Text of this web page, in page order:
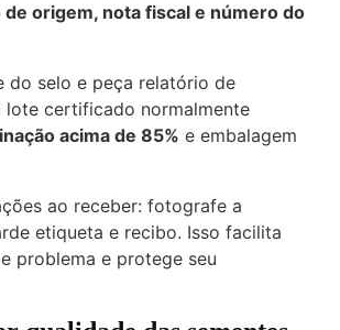
origem, nota fiscal e número do
do selo e peça relatório de
lote certificado normalmente
acima de 85% e embalagem
ao receber: fotografe a
etiqueta e recibo. Isso facilita
problema e protege seu